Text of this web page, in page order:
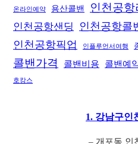
온라인예약 용산콜밴 인천공항
인천공항샌딩 인천공항콜
인천공항픽업 인플루언서여행
콜밴가격
콜밴비용 콜밴예
호캉스
1. 강남구인
– 개포동 인